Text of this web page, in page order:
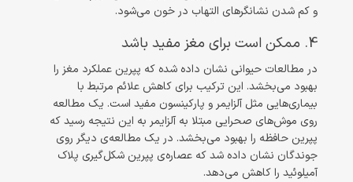
و کم شدن نشانگرهای التهاب در خون می‌شود.
4. ممکن است برای مغز مفید باشد
در مطالعات حیوانی نشان داده شده که پپرین عملکرد مغز را
بهبود می‌بخشد. این ترکیب برای کاهش علائم مرتبط با
بیماری‌هایی مثل آلزایمر و پارکینسون مفید است. یک مطالعه
روی موش‌های صحرایی مبتلا به آلزایمر به این نتیجه رسید که
پپرین حافظه را بهبود می‌بخشد. در یک مطالعه‌ی دیگر روی
جوندگان نشان داده شد که عصاره‌ی پپرین شکل‌گیری پلاک
آمیلوئید را کاهش می‌دهد.